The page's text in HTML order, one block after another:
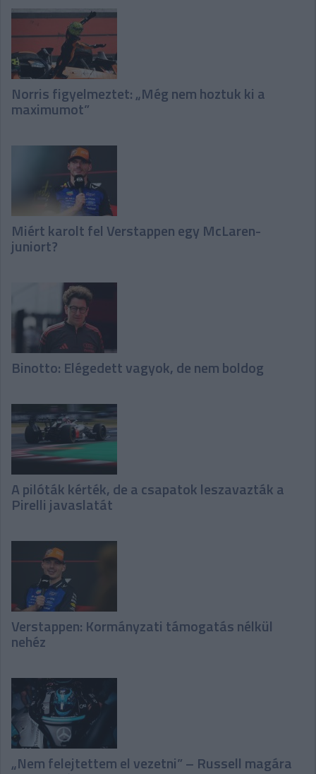
Norris figyelmeztet: „Még nem hoztuk ki a
maximumot”
Miért karolt fel Verstappen egy McLaren-
juniort?
Binotto: Elégedett vagyok, de nem boldog
A pilóták kérték, de a csapatok leszavazták a
Pirelli javaslatát
Verstappen: Kormányzati támogatás nélkül
nehéz
„Nem felejtettem el vezetni” – Russell magára